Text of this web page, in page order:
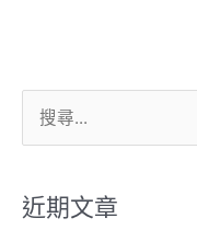
尋
鍵
近期文章